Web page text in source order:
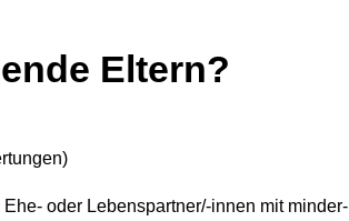
Eltern?
)
oder Lebenspartner/-innen mit minder-